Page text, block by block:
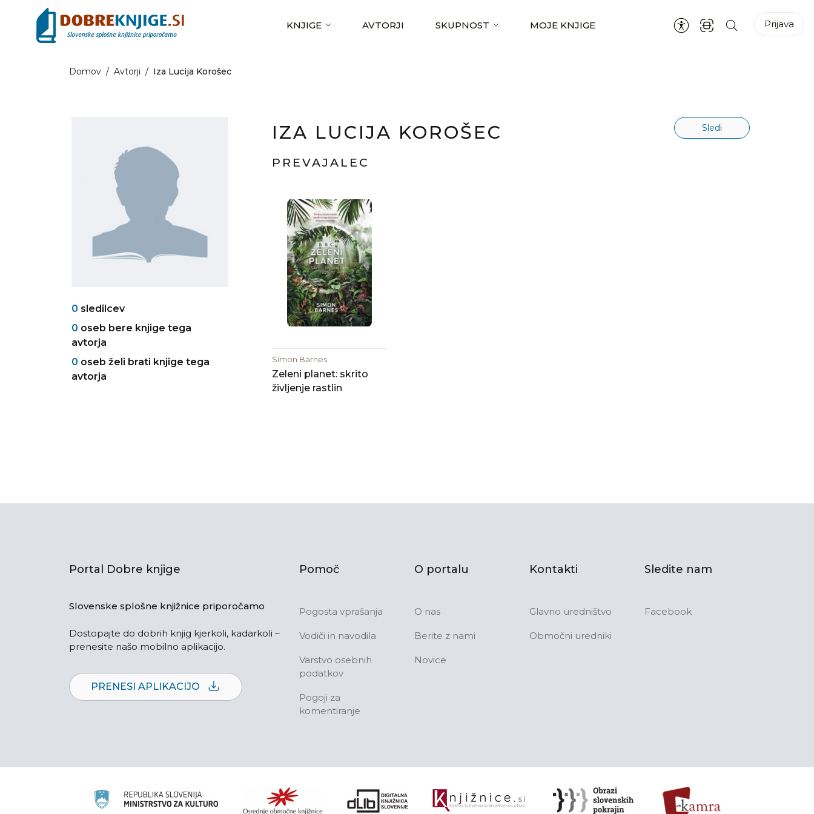
KNJIGE AVTORJI SKUPNOST MOJE KNJIGE Prijava
Domov / Avtorji / Iza Lucija Korošec
0 sledilcev
0 oseb bere knjige tega
avtorja
0 oseb želi brati knjige tega
avtorja
IZA LUCIJA KOROŠEC Sledi
PREVAJALEC
Simon Barnes
Zeleni planet: skrito
življenje rastlin
Portal Dobre knjige
Slovenske splošne knjižnice priporočamo
Dostopajte do dobrih knjig kjerkoli, kadarkoli –
prenesite našo mobilno aplikacijo.
PRENESI APLIKACIJO
Pomoč
Pogosta vprašanja
Vodiči in navodila
Varstvo osebnih
podatkov
Pogoji za
komentiranje
O portalu
O nas
Berite z nami
Novice
Kontakti
Glavno uredništvo
Območni uredniki
Sledite nam
Facebook